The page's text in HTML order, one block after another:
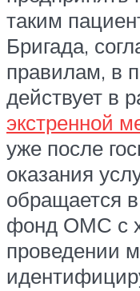
таким
Бригада,
правилам, в
действует в
экстренной
уже после
оказания
обращается
фонд ОМС с
проведении